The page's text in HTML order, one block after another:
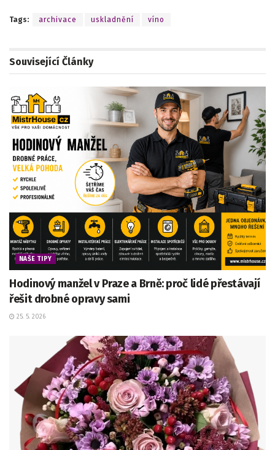
Tags: archivace uskladnění víno
Související Články
NAŠE TIPY
Hodinový manžel v Praze a Brně: proč lidé přestávají
řešit drobné opravy sami
25. 5. 2026